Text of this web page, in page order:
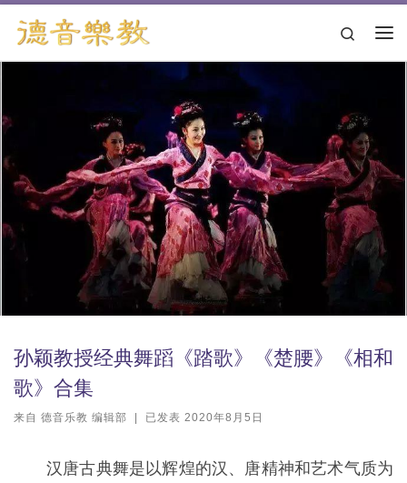
跳转到内容
Search
孙颖教授经典舞蹈《踏歌》《楚腰》《相和
歌》合集
来自 德音乐教 编辑部 已发表 2020年8月5日
汉唐古典舞是以辉煌的汉、唐精神和艺术气质为